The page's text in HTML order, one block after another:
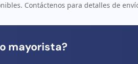
Contáctenos para detalles de
mayorista?